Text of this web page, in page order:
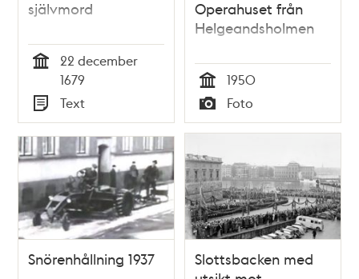
självmord
22 december
1679
Typ
Text
Operahuset från
Helgeandsholmen
Tid
1950
Typ
Foto
Snörenhållning 1937
Slottsbacken med